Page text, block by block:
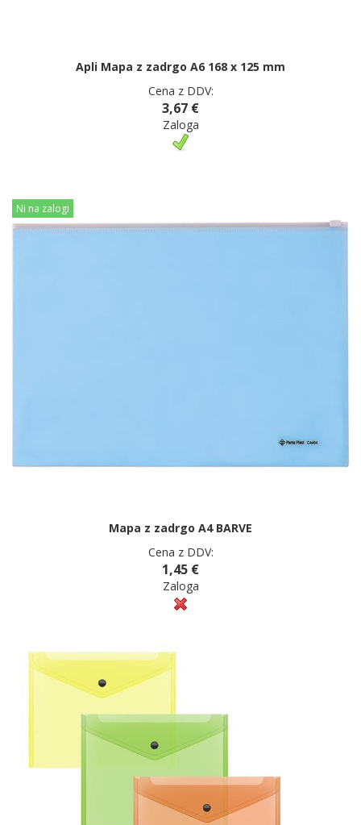
Apli Mapa z zadrgo A6 168 x 125 mm
Cena z DDV:
3,67 €
Zaloga
Ni na zalogi
Mapa z zadrgo A4 BARVE
Cena z DDV:
1,45 €
Zaloga